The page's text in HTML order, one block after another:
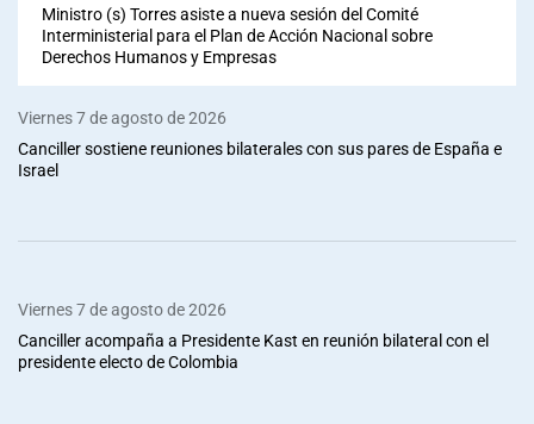
Ministro (s) Torres asiste a nueva sesión del Comité
Interministerial para el Plan de Acción Nacional sobre
Derechos Humanos y Empresas
Viernes 7 de agosto de 2026
Canciller sostiene reuniones bilaterales con sus pares de España e
Israel
Viernes 7 de agosto de 2026
Canciller acompaña a Presidente Kast en reunión bilateral con el
presidente electo de Colombia